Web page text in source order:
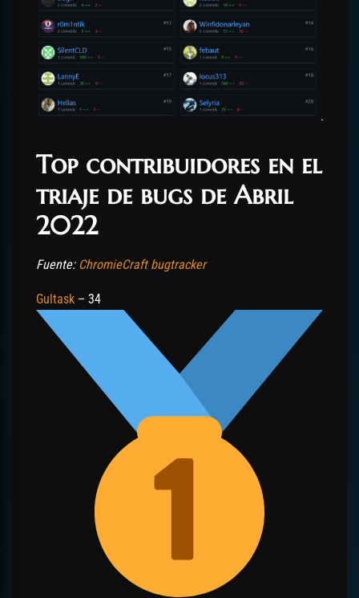
Top contribuidores en el
triaje de bugs de Abril
2022
Fuente: ChromieCraft bugtracker
Gultask – 34